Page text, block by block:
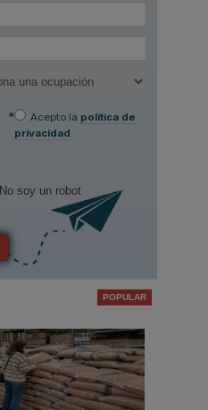
*
Acepto la política de
privacidad.
No soy un robot